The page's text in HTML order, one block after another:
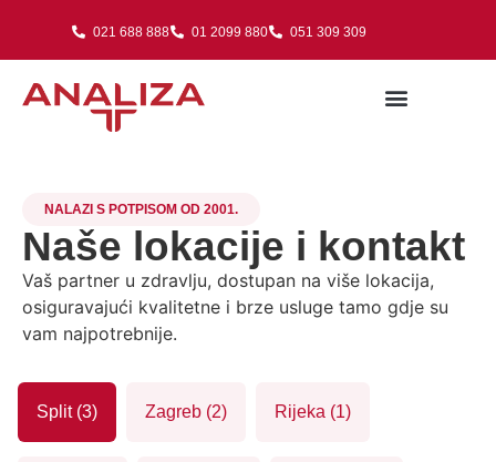
021 688 888 01 2099 880 051 309 309
NALAZI S POTPISOM OD 2001.
Naše lokacije i kontakt
Vaš partner u zdravlju, dostupan na više lokacija,
osiguravajući kvalitetne i brze usluge tamo gdje su
vam najpotrebnije.
Split (3) Zagreb (2) Rijeka (1)